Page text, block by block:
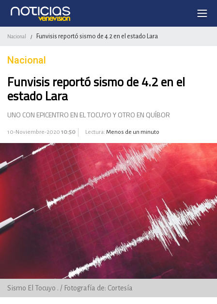
Nacional / Funvisis reportó sismo de 4.2 en el estado Lara
Nacional
Funvisis reportó sismo de 4.2 en el
estado Lara
UNO CON EPICENTRO EN EL TOCUYO Y OTRO EN QUÍBOR
10-Noviembre-2020 10:50 Lectura: Menos de un minuto
Sismo El Tocuyo . / Fotografía de: Cortesía